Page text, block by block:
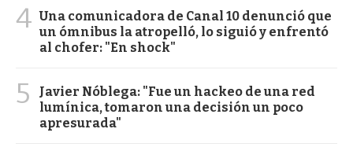
4 Una comunicadora de Canal 10 denunció que
un ómnibus la atropelló, lo siguió y enfrentó
al chofer: "En shock"
5
Javier Nóblega: "Fue un hackeo de una red
lumínica, tomaron una decisión un poco
apresurada"